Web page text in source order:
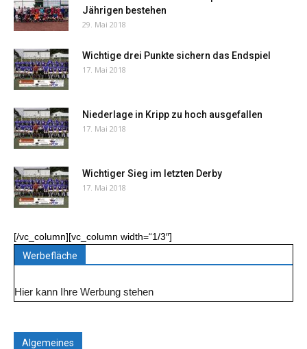
Jährigen bestehen
29. Mai 2018
Wichtige drei Punkte sichern das Endspiel
17. Mai 2018
Niederlage in Kripp zu hoch ausgefallen
17. Mai 2018
Wichtiger Sieg im letzten Derby
17. Mai 2018
[/vc_column][vc_column width=“1/3″]
Werbefläche
Hier kann Ihre Werbung stehen
Algemeines